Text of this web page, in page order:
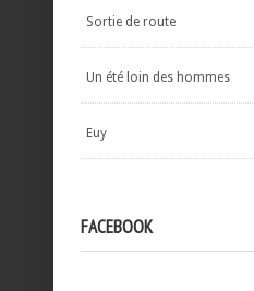
Sortie de route
Un été loin des hommes
Euy
FACEBOOK